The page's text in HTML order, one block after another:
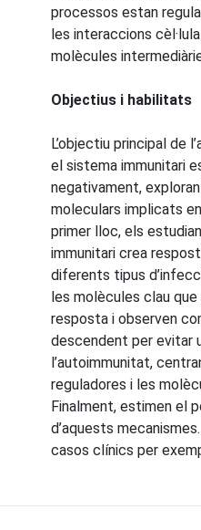
processos estan
les interaccions
molècules
Objectius i habilitats
L’objectiu principal de
el sistema immunitari
negativament,
moleculars implicats
primer lloc, els
immunitari crea
diferents tipus
les molècules clau
resposta i observen
descendent per evitar
l’autoimmunitat,
reguladores i les
Finalment, estimen el
d’aquests
casos clínics per